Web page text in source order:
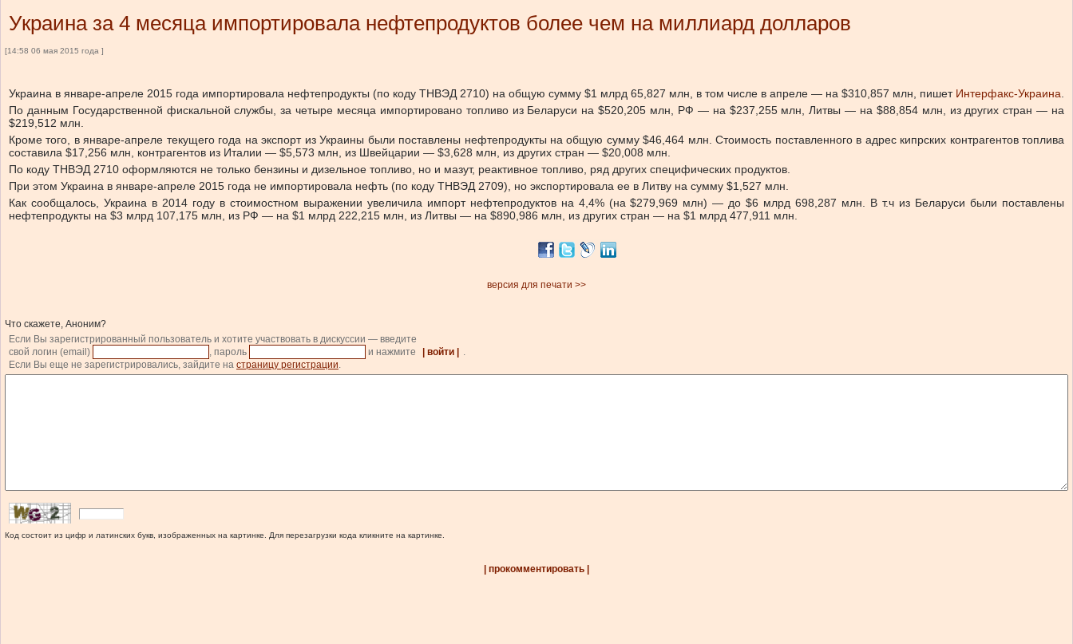
Украина за 4 месяца импортировала нефтепродуктов более чем на миллиард долларов
[14:58 06 мая 2015 года ]
Украина в январе-апреле 2015 года импортировала нефтепродукты (по коду ТНВЭД 2710) на общую сумму $1 млрд 65,827 млн, в том числе в апреле — на $310,857 млн, пишет Интерфакс-Украина
По данным Государственной фискальной службы, за четыре месяца импортировано топливо из Беларуси на $520,205 млн, РФ — на $237,255 млн, Литвы — на $88,854 млн, из других стран — на
$219,512 млн.
Кроме того, в январе-апреле текущего года на экспорт из Украины были поставлены нефтепродукты на общую сумму $46,464 млн. Стоимость поставленного в адрес кипрских контрагентов топлива
составила $17,256 млн, контрагентов из Италии — $5,573 млн, из Швейцарии — $3,628 млн, из других стран — $20,008 млн.
По коду ТНВЭД 2710 оформляются не только бензины и дизельное топливо, но и мазут, реактивное топливо, ряд других специфических продуктов.
При этом Украина в январе-апреле 2015 года не импортировала нефть (по коду ТНВЭД 2709), но экспортировала ее в Литву на сумму $1,527 млн.
Как сообщалось, Украина в 2014 году в стоимостном выражении увеличила импорт нефтепродуктов на 4,4% (на $279,969 млн) — до $6 млрд 698,287 млн. В т.ч из Беларуси были поставлены
нефтепродукты на $3 млрд 107,175 млн, из РФ — на $1 млрд 222,215 млн, из Литвы — на $890,986 млн, из других стран — на $1 млрд 477,911 млн.
версия для печати >>
Что скажете, Аноним?
Если Вы зарегистрированный пользователь и хотите участвовать в дискуссии — введите
свой логин (email)
, пароль и нажмите | войти |
.
Если Вы еще не зарегистрировались, зайдите на страницу регистрации.
Код состоит из цифр и латинских букв, изображенных на картинке. Для перезагрузки кода кликните на картинке.
| прокомментировать |